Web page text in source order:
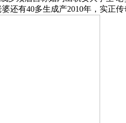
还有40多生成产2010年，实正